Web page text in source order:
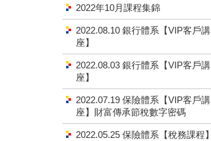
2022年10月課程集錦
2022.08.10 銀行體系【VIP客戶講
座】
2022.08.03 銀行體系【VIP客戶講
座】
2022.07.19 保險體系【VIP客戶講
座】財富傳承節稅數字密碼
2022.05.25 保險體系【稅務課程】